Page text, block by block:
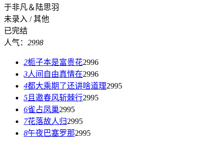
于非凡＆陆思羽
未录入 / 其他
已完结
人气： 2998
2栀子本是富贵花2996
3人间自由真情在2996
4都大乘期了还讲啥道理2995
5 且邀春风斩棘行2995
6雀占凤巢2995
7花落故人归2995
8午夜巴塞罗那2995